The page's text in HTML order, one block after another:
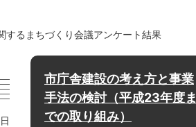
するまちづくり会議アンケート結果
市庁舎建設の考え方と事業
手法の検討（平成23年度ま
での取り組み）